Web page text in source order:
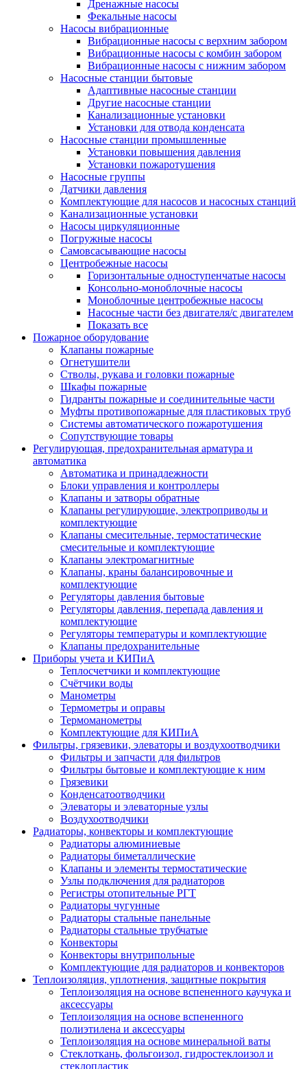
Дренажные насосы
Фекальные насосы
Насосы вибрационные
Вибрационные насосы с верхним забором
Вибрационные насосы с комбин забором
Вибрационные насосы с нижним забором
Насосные станции бытовые
Адаптивные насосные станции
Другие насосные станции
Канализационные установки
Установки для отвода конденсата
Насосные станции промышленные
Установки повышения давления
Установки пожаротушения
Насосные группы
Датчики давления
Комплектующие для насосов и насосных станций
Канализационные установки
Насосы циркуляционные
Погружные насосы
Самовсасывающие насосы
Центробежные насосы
Горизонтальные одноступенчатые насосы
Консольно-моноблочные насосы
Моноблочные центробежные насосы
Насосные части без двигателя/с двигателем
Показать все
Пожарное оборудование
Клапаны пожарные
Огнетушители
Стволы, рукава и головки пожарные
Шкафы пожарные
Гидранты пожарные и соединительные части
Муфты противопожарные для пластиковых труб
Системы автоматического пожаротушения
Сопутствующие товары
Регулирующая, предохранительная арматура и
автоматика
Автоматика и принадлежности
Блоки управления и контроллеры
Клапаны и затворы обратные
Клапаны регулирующие, электроприводы и
комплектующие
Клапаны смесительные, термостатические
смесительные и комплектующие
Клапаны электромагнитные
Клапаны, краны балансировочные и
комплектующие
Регуляторы давления бытовые
Регуляторы давления, перепада давления и
комплектующие
Регуляторы температуры и комплектующие
Клапаны предохранительные
Приборы учета и КИПиА
Теплосчетчики и комплектующие
Счётчики воды
Манометры
Термометры и оправы
Термоманометры
Комплектующие для КИПиА
Фильтры, грязевики, элеваторы и воздухоотводчики
Фильтры и запчасти для фильтров
Фильтры бытовые и комплектующие к ним
Грязевики
Конденсатоотводчики
Элеваторы и элеваторные узлы
Воздухоотводчики
Радиаторы, конвекторы и комплектующие
Радиаторы алюминиевые
Радиаторы биметаллические
Клапаны и элементы термостатические
Узлы подключения для радиаторов
Регистры отопительные РГТ
Радиаторы чугунные
Радиаторы стальные панельные
Радиаторы стальные трубчатые
Конвекторы
Конвекторы внутрипольные
Комплектующие для радиаторов и конвекторов
Теплоизоляция, уплотнения, защитные покрытия
Теплоизоляция на основе вспененного каучука и
аксессуары
Теплоизоляция на основе вспененного
полиэтилена и аксессуары
Теплоизоляция на основе минеральной ваты
Стеклоткань, фольгоизол, гидростеклоизол и
стеклопластик